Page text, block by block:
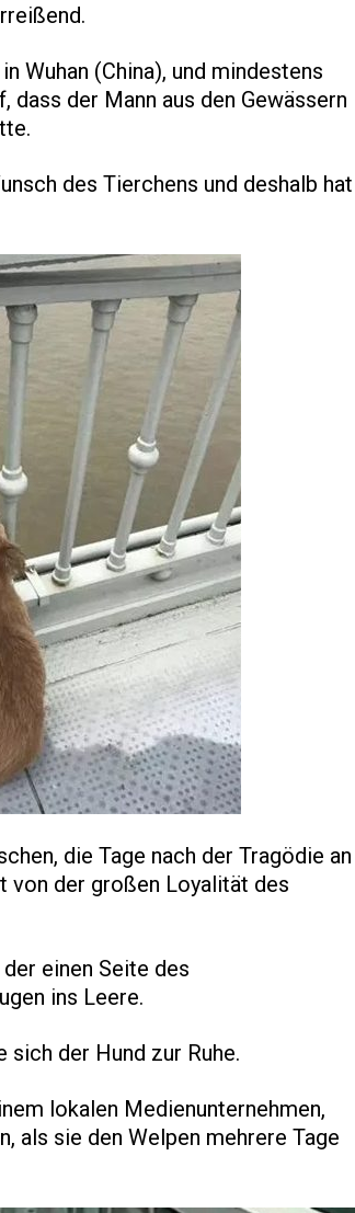
Wuhan (China), und mindestens
der Mann aus den Gewässern
des Tierchens und deshalb hat
die Tage nach der Tragödie an
von der großen Loyalität des
einen Seite des
ins Leere.
sich der Hund zur Ruhe.
lokalen Medienunternehmen,
als sie den Welpen mehrere Tage